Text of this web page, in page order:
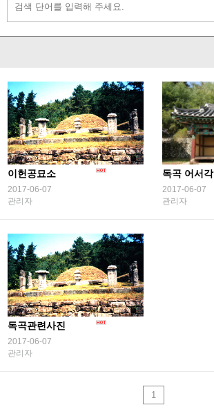
이헌공묘소
2017-06-07
관리자
독곡 어서각
2017-06-07
관리자
독곡관련사진
2017-06-07
관리자
1